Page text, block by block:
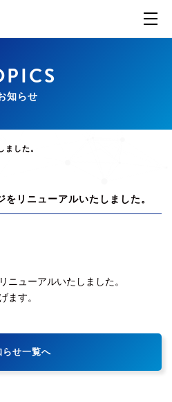
知らせ
した。
をリニューアルいたしました。
ニューアルいたしました。
ます。
らせ一覧へ